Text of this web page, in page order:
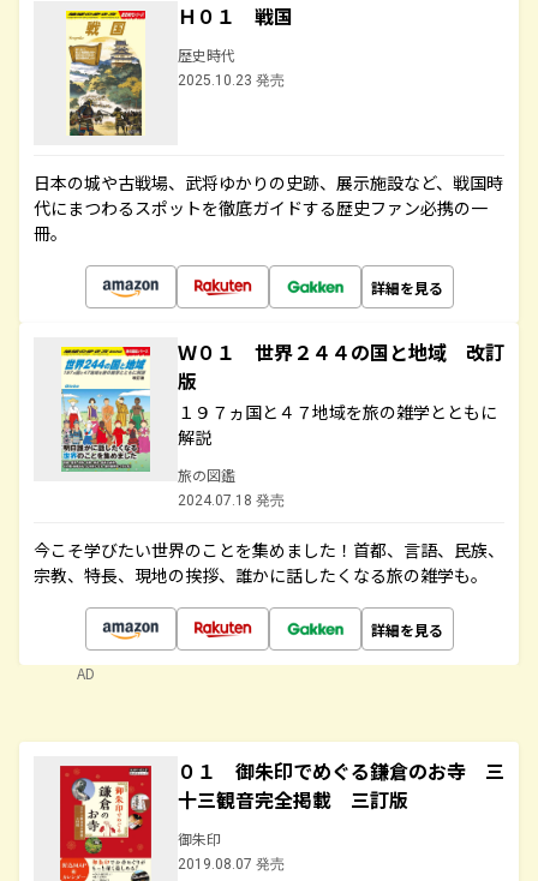
Ｈ０１ 戦国
歴史時代
2025.10.23 発売
日本の城や古戦場、武将ゆかりの史跡、展示施設など、戦国時
代にまつわるスポットを徹底ガイドする歴史ファン必携の一
冊。
詳細を見る
Ｗ０１ 世界２４４の国と地域 改訂
版
１９７ヵ国と４７地域を旅の雑学とともに
解説
旅の図鑑
2024.07.18 発売
今こそ学びたい世界のことを集めました！首都、言語、民族、
宗教、特長、現地の挨拶、誰かに話したくなる旅の雑学も。
詳細を見る
AD
０１ 御朱印でめぐる鎌倉のお寺 三
十三観音完全掲載 三訂版
御朱印
2019.08.07 発売